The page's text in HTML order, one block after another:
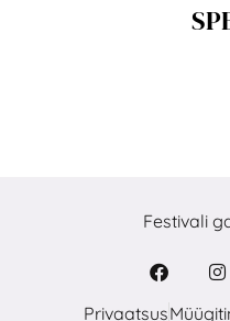
Festivali
Privaatsus